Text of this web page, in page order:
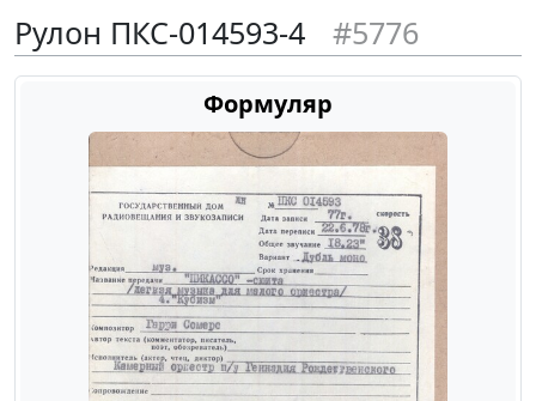
Рулон ПКС-014593-4 #5776
Формуляр